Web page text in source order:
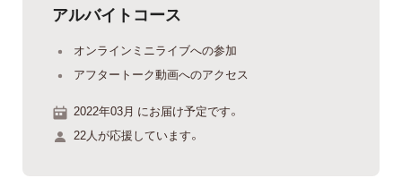
アルバイトコース
オンラインミニライブへの参加
アフタートーク動画へのアクセス
2022年03月 にお届け予定です。
22人が応援しています。